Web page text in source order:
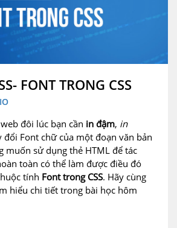
FONT TRONG CSS
đôi lúc bạn cần in đậm, in
Font chữ của một đoạn văn bản
muốn sử dụng thẻ HTML để tác
toàn có thể làm được điều đó
tính Font trong CSS. Hãy cùng
hiểu chi tiết trong bài học hôm